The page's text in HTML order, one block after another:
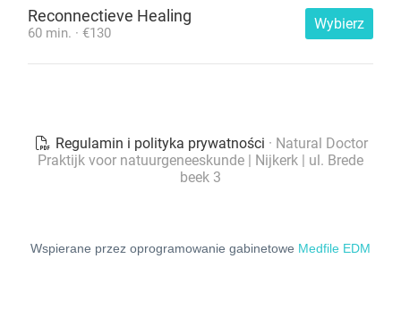
Wspierane przez oprogramowanie gabinetowe Medfile EDM